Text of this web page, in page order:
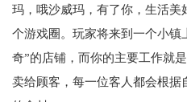
玛，哦沙威玛，有了你，生活美
个游戏圈。玩家将来到一个小镇
奇”的店铺，而你的主要工作就
卖给顾客，每一位客人都会根据